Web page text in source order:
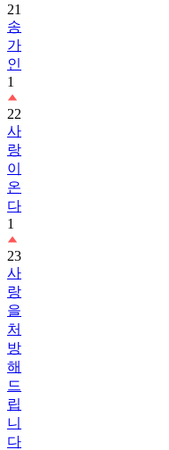
21
송
가
인
1
22
사
랑
이
온
다
1
23
사
랑
을
처
방
해
드
립
니
다